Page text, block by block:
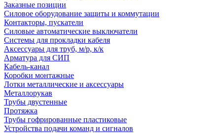
Заказные позиции
Силовое оборудование защиты и коммутации
Контакторы, пускатели
Силовые автоматические выключатели
Системы для прокладки кабеля
Аксессуары для труб, м/р, к/к
Арматура для СИП
Кабель-канал
Коробки монтажные
Лотки металлические и аксессуары
Металлорукав
Трубы двустенные
Протяжка
Трубы гофрированные пластиковые
Устройства подачи команд и сигналов